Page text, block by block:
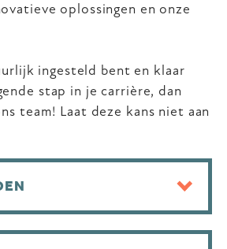
oplossingen en onze
ingesteld bent en klaar
stap in je carrière, dan
team! Laat deze kans niet aan